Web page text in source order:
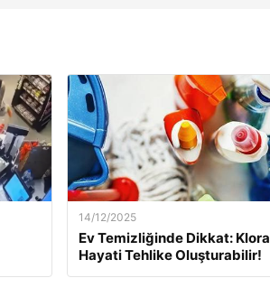
14/12/2025
Ev Temizliğinde Dikkat:
Hayati Tehlike Oluşturabilir!